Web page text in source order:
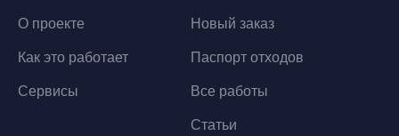
О проекте
Как это работает
Сервисы
Новый заказ
Паспорт отходов
Все работы
Статьи